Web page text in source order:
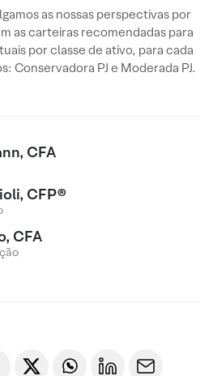
as nossas perspectivas por
as carteiras recomendadas para
por classe de ativo, para cada
Conservadora PJ e Moderada PJ.
CFA
CFP®
CFA